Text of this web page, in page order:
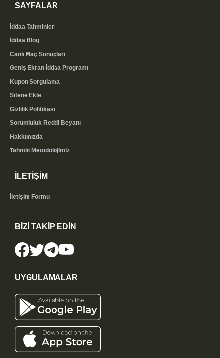
SAYFALAR
İddaa Tahminleri
İddaa Blog
Canlı Maç Sonuçları
Geniş Ekran İddaa Programı
Kupon Sorgulama
Sitene Ekle
Gizlilik Politikası
Sorumluluk Reddi Beyanı
Hakkımızda
Tahmin Metodolojimiz
İLETİŞİM
İletişim Formu
BİZİ TAKİP EDİN
UYGULAMALAR